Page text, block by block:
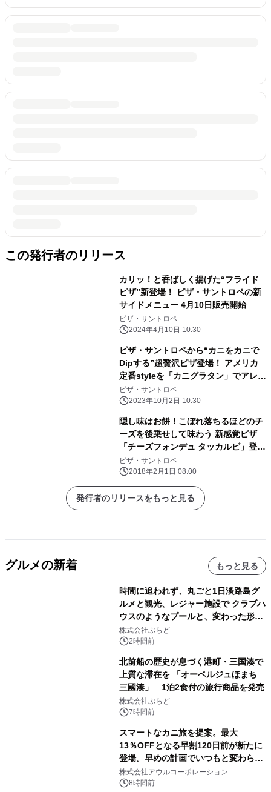
この発行者のリリース
カリッ！と香ばしく揚げた“フライド
ピザ”新登場！ ピザ・サントロペの新
サイドメニュー 4月10日販売開始
ピザ・サントロペ
2024年4月10日 10:30
ピザ・サントロペから“カニをカニで
Dipする”超贅沢ピザ登場！ アメリカ
定番styleを「カニグラタン」でアレン
ジした新商品 10月1日(日)販売開始
ピザ・サントロペ
2023年10月2日 10:30
隠し味はお餅！こぼれ落ちるほどのチ
ーズを後乗せして味わう 新感覚ピザ
「チーズフォンデュ タッカルビ」登
場！ 主に大阪に展開するピザ・サント
ロペで3月31日まで提供！
ピザ・サントロペ
2018年2月1日 08:00
発行者のリリースをもっと見る
グルメの新着 もっと見る
時間に追われず、丸ごと1日淡路島グ
ルメと観光、レジャー施設で クラブハ
ウスのようなプールと、変わった形の
サウナも 「THE BOXY AWAJI」のお
得な素泊まり連泊プランで
株式会社ぷらど
2時間前
北前船の歴史が息づく港町・三国湊で
上質な滞在を 「オーベルジュほまち
三國湊」 1泊2食付の旅行商品を発売
株式会社ぷらど
7時間前
スマートなカニ旅を提案。最大
13％OFFとなる早割120日前が新たに
登場。早めの計画でいつもと変わらぬ
大人の冬旅を。ー夕日ヶ浦温泉「佳松
苑 別邸ふうか」ー
株式会社アウルコーポレーション
8時間前